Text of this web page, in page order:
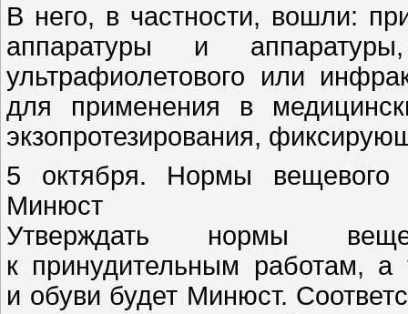
В него, в частности, вошли:
аппаратуры и
ультрафиолетового или
для применения в
экзопротезирования,
5 октября. Нормы вещевого
Минюст
Утверждать нормы
к принудительным работам,
и обуви будет Минюст.